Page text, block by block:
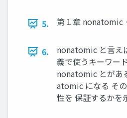
5. 第１章 nonatomic
6.
nonatomic と⾔え
義で使うキーワー
nonatomic とがあ
atomic になる そ
性を 保証するかを